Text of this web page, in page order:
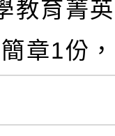
教育菁
章1份